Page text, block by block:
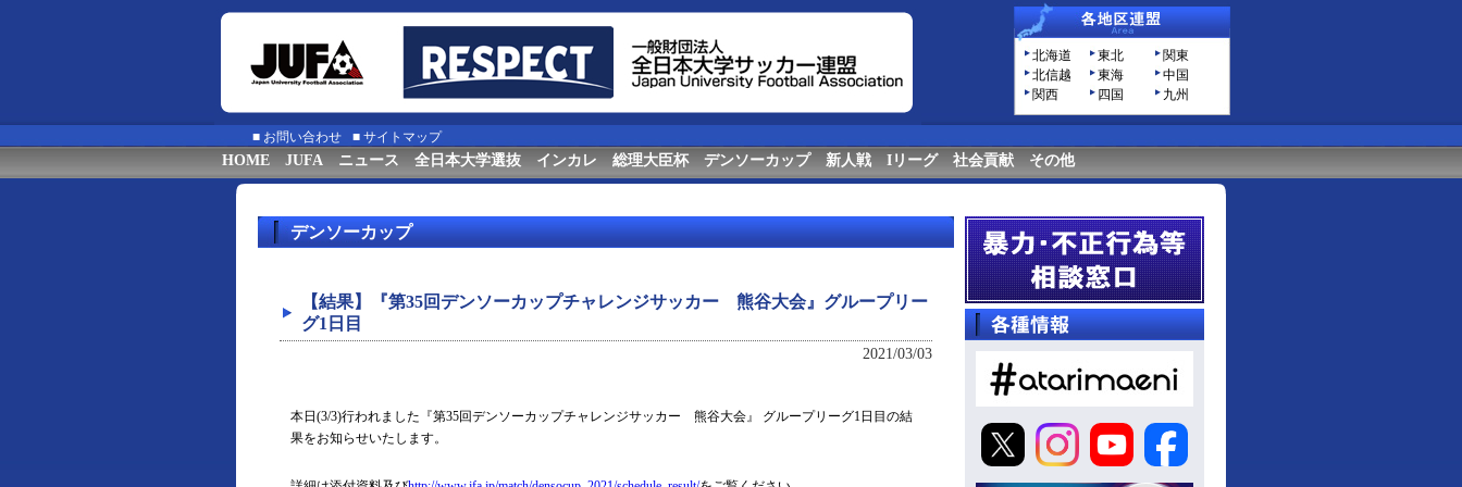
北海道 東北
関東
北信越
東海
中国
関西
四国 九州
■ お問い合わせ ■ サイトマップ
HOME JUFA ニュース 全日本大学選抜 インカレ 総理大臣杯 デンソーカップ 新人戦 Iリーグ 社会貢献 その他
デンソーカップ
【結果】『第35回デンソーカップチャレンジサッカー 熊谷大会』グループリー
グ1日目
2021/03/03
本日(3/3)行われました『第35回デンソーカップチャレンジサッカー 熊谷大会』 グループリーグ1日目の結
果をお知らせいたします。